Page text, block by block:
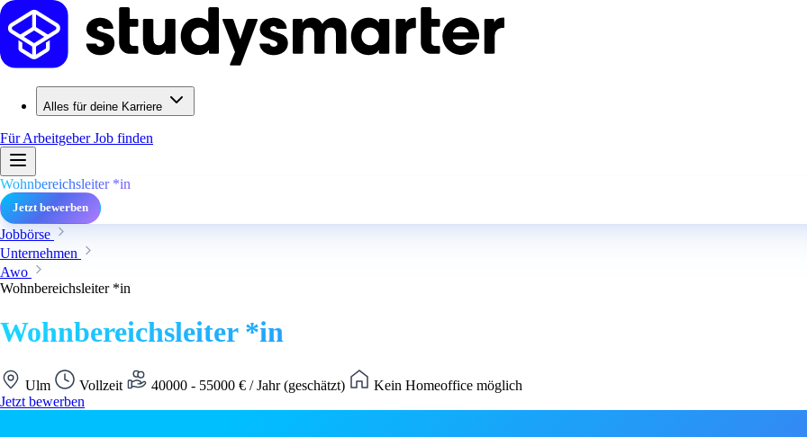
Alles für deine Karriere
Für ArbeitgeberJob finden
Wohnbereichsleiter *in
Jetzt bewerben
Jobbörse
Unternehmen
Awo
Wohnbereichsleiter *in
Wohnbereichsleiter *in
Ulm Vollzeit 40000 - 55000 € / Jahr (geschätzt)
Kein Homeoffice möglich
Jetzt bewerben